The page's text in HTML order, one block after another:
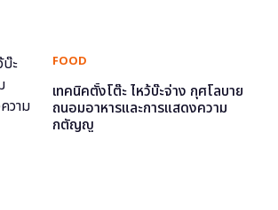
FOOD
เทคนิคตั้งโต๊ะ ไหว้บ๊ะจ่าง กุศโลบาย
ถนอมอาหารและการแสดงความ
กตัญญู